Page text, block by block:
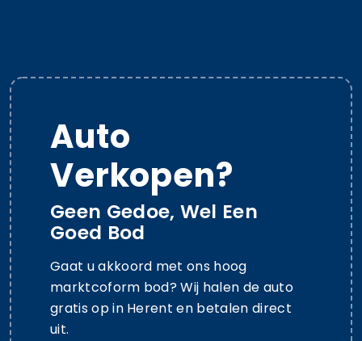
Auto
Verkopen?
Geen Gedoe, Wel Een
Goed Bod
Gaat u akkoord met ons hoog
marktcoform bod? Wij halen de auto
gratis op in Herent en betalen direct
uit.